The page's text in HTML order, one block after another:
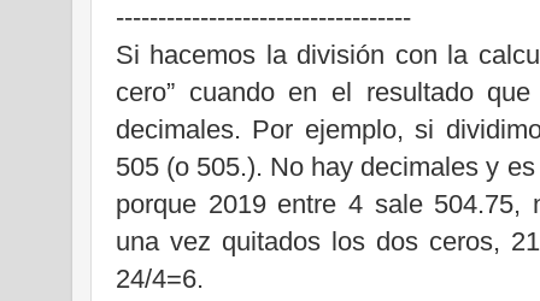
-----------------------------------
Si hacemos la división con la
cero” cuando en el resultado
decimales. Por ejemplo, si
505 (o 505.). No hay decimales y
porque 2019 entre 4 sale 504.75,
una vez quitados los dos ceros,
24/4=6.